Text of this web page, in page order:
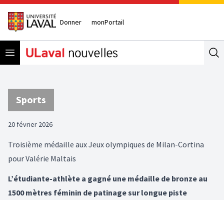
Donner monPortail
Open menu
Sports
20 février 2026
Troisième médaille aux Jeux olympiques de Milan-Cortina
pour Valérie Maltais
L’étudiante-athlète a gagné une médaille de bronze au
1500 mètres féminin de patinage sur longue piste